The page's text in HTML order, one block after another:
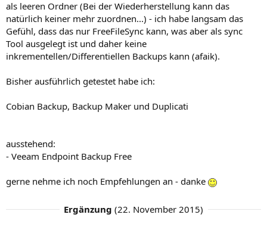
als leeren Ordner (Bei der Wiederherstellung kann das
natürlich keiner mehr zuordnen...) - ich habe langsam das
Gefühl, dass das nur FreeFileSync kann, was aber als sync
Tool ausgelegt ist und daher keine
inkrementellen/Differentiellen Backups kann (afaik).
Bisher ausführlich getestet habe ich:
Cobian Backup, Backup Maker und Duplicati
ausstehend:
- Veeam Endpoint Backup Free
gerne nehme ich noch Empfehlungen an - danke
Ergänzung (22. November 2015)